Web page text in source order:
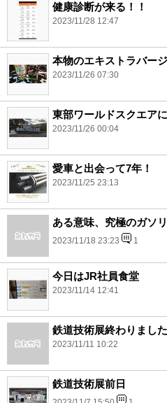
健康診断が来る！！
2023/11/28 12:47
本物のエキストラバー
2023/11/26 07:30
東部ワールドスクエア
2023/11/26 00:04
愛車と出会って7年！
2023/11/25 23:13
ある意味、究極のガソ
2023/11/18 23:23 1
今日はJR社員食堂
2023/11/14 12:41
鉄道技術展終わりました
2023/11/11 10:22
鉄道技術展前日